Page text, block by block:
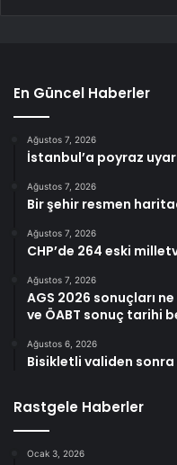
En Güncel Haberler
Ağustos 7, 2026
İstanbul’a poyraz
Ağustos 7, 2026
Bir şehir resmen
Ağustos 7, 2026
CHP’de 264 eski
Ağustos 7, 2026
AGS 2026 sonuçları
ve ÖABT sonuç tarihi
Ağustos 6, 2026
Bisikletli validen sonra
Rastgele Haberler
Ocak 3, 2026